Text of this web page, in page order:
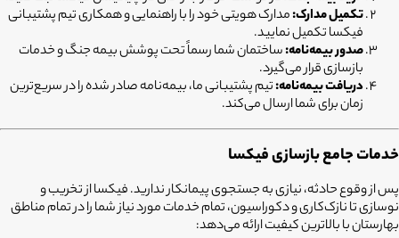
تکمیل مدارک:مدارک هویتی خود را با راهنمایی و همکاری تیم پشتیبانی
فیکسا تکمیل نمایید.
صدور بیمه‌نامه:ساختمان شما رسماً تحت پوشش بیمه جنگ و خدمات
بازسازی قرار می‌گیرد.
دریافت بیمه‌نامه:تیم پشتیبانی ما، بیمه‌نامه صادر شده را در سریع‌ترین
زمان برای شما ارسال می‌کند.
خدمات جامع بازسازی فیکسا
پس از وقوع حادثه، نیازی به جستجوی پیمانکار ندارید. فیکسا از تخریب و
نوسازی تا نازک‌کاری و دکوراسیون، تمام خدمات مورد نیاز شما را در تمام مناطق
بهارستان با بالاترین کیفیت ارائه می‌دهد: